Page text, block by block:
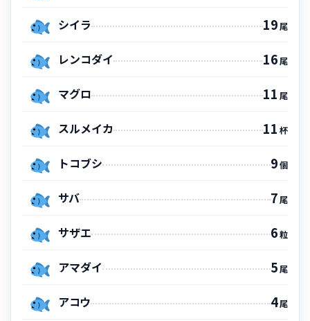
シイラ 19尾
レンコダイ 16尾
マグロ 11 尾
スルメイカ 11 杯
トコブシ 9個
サバ 7尾
サザエ 6粒
アマダイ 5尾
アコウ 4尾